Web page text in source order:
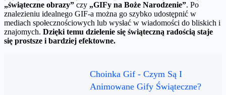
„świąteczne obrazy” czy „GIFy na Boże Narodzenie”. Po
znalezieniu idealnego GIF-a można go szybko udostępnić w
mediach społecznościowych lub wysłać w wiadomości do bliskich i
znajomych. Dzięki temu dzielenie się świąteczną radością staje
się prostsze i bardziej efektowne.
Choinka Gif - Czym Są I
Animowane Gify Świąteczne?